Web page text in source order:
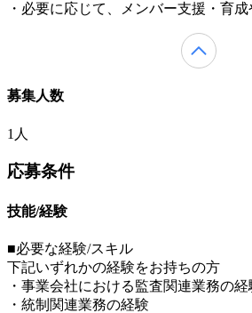
・必要に応じて、メンバー支援・育
募集人数
1人
応募条件
技能/経験
■必要な経験/スキル
下記いずれかの経験をお持ちの方
・事業会社における監査関連業務の経
・統制関連業務の経験